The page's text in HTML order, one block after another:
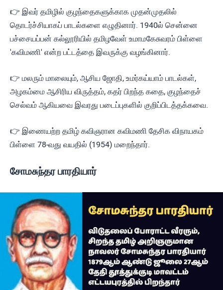
👉 இவர் தமிழில் குழந்தைகளுக்காக முதன்முதலில்
தொடர்ச்சியாகப் பாடல்களை எழுதினார். 1940ல் சென்னை
பச்சையப்பன் கல்லூரியில் தமிழவேள் உமாமகேசுவரம் பிள்ளை
'கவிமணி' என்ற பட்டத்தை இவருக்கு வழங்கினார்.
👉 மலரும் மாலையும், ஆசிய ஜோதி, உமர்கய்யாம் பாடல்கள்,
அழகம்மை ஆசிரிய விருத்தம், கதர் பிறந்த கதை, குழந்தைச்
செல்வம் ஆகியவை இவரது படைப்புகளில் குறிப்பிடத்தக்கவை.
👉 இணையற்ற தமிழ் கவிஞரான கவிமணி தேசிக விநாயகம்
பிள்ளை 78-வது வயதில் (1954) மறைந்தார்.
சோமசுந்தர பாரதியார்